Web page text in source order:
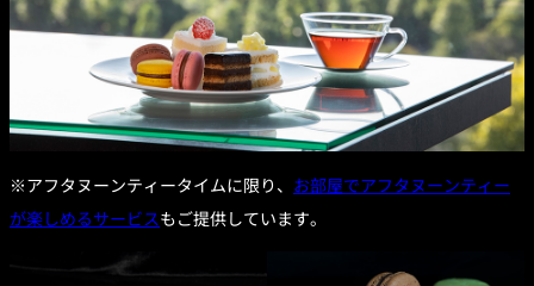
※アフタヌーンティータイムに限り、 お部屋でアフタヌーンティー
が楽しめるサービスもご提供しています。